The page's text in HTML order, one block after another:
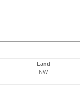
Land
NW